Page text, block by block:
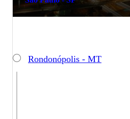
Rondonópolis - MT